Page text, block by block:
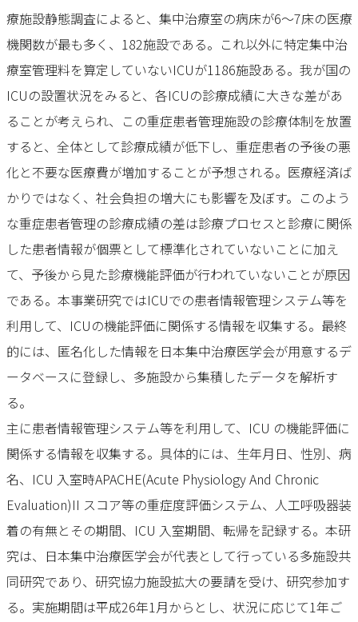
療施設静態調査によると、集中治療室の病床が6～7床の医療
機関数が最も多く、182施設である。これ以外に特定集中治
療室管理料を算定していないICUが1186施設ある。我が国の
ICUの設置状況をみると、各ICUの診療成績に大きな差があ
ることが考えられ、この重症患者管理施設の診療体制を放置
すると、全体として診療成績が低下し、重症患者の予後の悪
化と不要な医療費が増加することが予想される。医療経済ば
かりではなく、社会負担の増大にも影響を及ぼす。このよう
な重症患者管理の診療成績の差は診療プロセスと診療に関係
した患者情報が個票として標準化されていないことに加え
て、予後から見た診療機能評価が行われていないことが原因
である。本事業研究ではICUでの患者情報管理システム等を
利用して、ICUの機能評価に関係する情報を収集する。最終
的には、匿名化した情報を日本集中治療医学会が用意するデ
ータベースに登録し、多施設から集積したデータを解析す
る。
主に患者情報管理システム等を利用して、ICU の機能評価に
関係する情報を収集する。具体的には、生年月日、性別、病
名、ICU 入室時APACHE(Acute Physiology And Chronic
Evaluation)II スコア等の重症度評価システム、人工呼吸器装
着の有無とその期間、ICU 入室期間、転帰を記録する。本研
究は、日本集中治療医学会が代表として行っている多施設共
同研究であり、研究協力施設拡大の要請を受け、研究参加す
る。実施期間は平成26年1月からとし、状況に応じて1年ご